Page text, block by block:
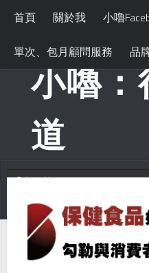
首頁 關於我 小嚕
單次、包月顧問服務 品
小嚕
道